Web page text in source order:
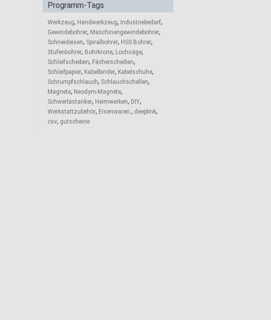
Programm-Tags
Werkzeug, Handwerkzeug, Industriebedarf,
Gewindebohrer, Maschinengewindebohrer,
Schneideisen, Spiralbohrer, HSS Bohrer,
Stufenbohrer, Bohrkrone, Lochsäge,
Schleifscheiben, Fächerscheiben,
Schleifpapier, Kabelbinder, Kabelschuhe,
Schrumpfschlauch, Schlauchschellen,
Magnete, Neodym-Magnete,
Schwerlastanker, Heimwerken, DIY,
Werkstattzubehör, Eisenwaren., deeplink,
csv, gutscheine